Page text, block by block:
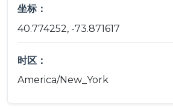
坐标：
40.774252, -73.871617
时区：
America/New_York